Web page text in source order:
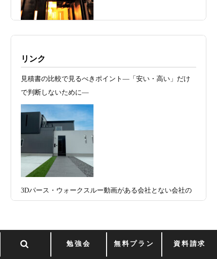
勉強会 無料プラン 資料請求
2026年07月23
日
予算が限られていても“美しい家”はつく
れる 削るべき場所・残すべき場所をどう
日
RC風デザインを実現するための設計戦略
デザイン住宅
2026年07月11
日
京都・滋賀で注文住宅を建てるなら、建
プラン、相談・3D設計で理想の家づくり
日
由なのか
日
務所 モニター募集｜“建築家とつくる
家”を特別価格で体験できる最後のチャン
施工例・京都市北区・ハイクラスの家1UP
多数お問合せありがとうございました。2021～
2025年度 京都・滋賀の注文住宅モニター募
お問合せ有難う御座いました。京都市北区I様,京都市中京
区K様,京都市右京区S様,滋賀県大津市T様,京都市中京区A
様,京都市山科区E様,滋賀県大津市S様,滋賀県草津市D様,
京都市中京区M様,京都市北区M様,京都市上京区T様,京都
市中京区E様,滋賀県大津市T様,滋賀県大津市A様,京都市
山科区Y様,京都市中京区I様,京都市山科区D様,滋賀県草津
市S様,京都市北区A様,京都府宇治市I様,京都市中京区N様,
京区H様,京都府宇治市M様,京都市中京区I様,京都府宇治市
I様,京都市中京区N様,滋賀県湖南市K様,京都市中京区Y様,
リンク
見積書の比較で見るべきポイント―「安い・高い」だけ
で判断しないために―
3Dパース・ウォークスルー動画がある会社とない会社の
Design 1st一級建築士事務所のfacebook 更新中！